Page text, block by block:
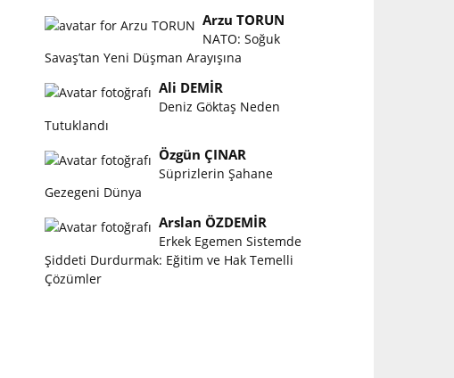
Arzu TORUN
NATO: Soğuk
Savaş’tan Yeni Düşman Arayışına
Ali DEMİR
Deniz Göktaş Neden
Tutuklandı
Özgün ÇINAR
Süprizlerin Şahane
Gezegeni Dünya
Arslan ÖZDEMİR
Erkek Egemen Sistemde
Şiddeti Durdurmak: Eğitim ve Hak Temelli
Çözümler